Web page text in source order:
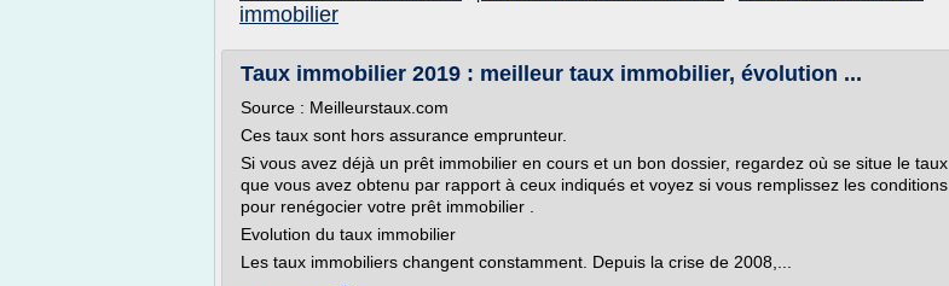
immobilier
Taux immobilier 2019 : meilleur taux immobilier, évolution ...
Source : Meilleurstaux.com
Ces taux sont hors assurance emprunteur.
Si vous avez déjà un prêt immobilier en cours et un bon dossier, regardez où se situe le taux
que vous avez obtenu par rapport à ceux indiqués et voyez si vous remplissez les conditions
pour renégocier votre prêt immobilier .
Evolution du taux immobilier
Les taux immobiliers changent constamment. Depuis la crise de 2008,...